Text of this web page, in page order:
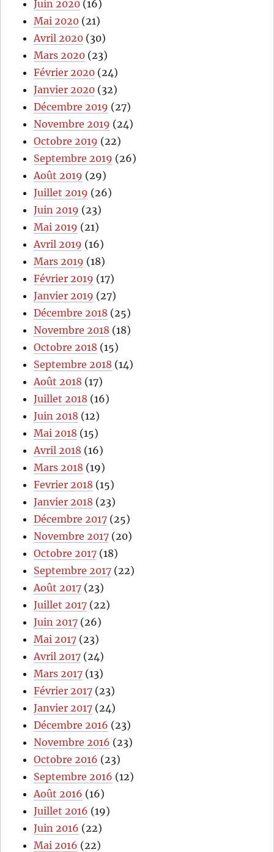
Juin 2020 (16)
Mai 2020 (21)
Avril 2020 (30)
Mars 2020 (23)
Février 2020 (24)
Janvier 2020 (32)
Décembre 2019 (27)
Novembre 2019 (24)
Octobre 2019 (22)
Septembre 2019 (26)
Août 2019 (29)
Juillet 2019 (26)
Juin 2019 (23)
Mai 2019 (21)
Avril 2019 (16)
Mars 2019 (18)
Février 2019 (17)
Janvier 2019 (27)
Décembre 2018 (25)
Novembre 2018 (18)
Octobre 2018 (15)
Septembre 2018 (14)
Août 2018 (17)
Juillet 2018 (16)
Juin 2018 (12)
Mai 2018 (15)
Avril 2018 (16)
Mars 2018 (19)
Fevrier 2018 (15)
Janvier 2018 (23)
Décembre 2017 (25)
Novembre 2017 (20)
Octobre 2017 (18)
Septembre 2017 (22)
Août 2017 (23)
Juillet 2017 (22)
Juin 2017 (26)
Mai 2017 (23)
Avril 2017 (24)
Mars 2017 (13)
Février 2017 (23)
Janvier 2017 (24)
Décembre 2016 (23)
Novembre 2016 (23)
Octobre 2016 (23)
Septembre 2016 (12)
Août 2016 (16)
Juillet 2016 (19)
Juin 2016 (22)
Mai 2016 (22)